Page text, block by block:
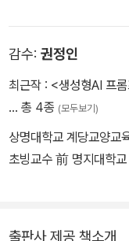
에 오래 남을 것인가, 재
엇인가, 끊임없이 질문
감수: 권정인
최근작 : <생성형AI 프
… 총 4종 (모두보기)
상명대학교 계당교양교
초빙교수 前 명지대학
출판사 제공 책소개